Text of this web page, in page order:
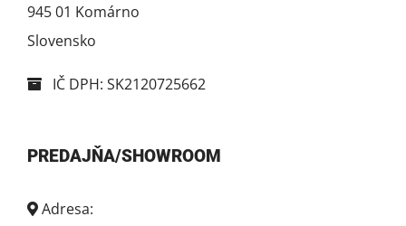
945 01 Komárno
Slovensko
IČ DPH: SK2120725662
PREDAJŇA/SHOWROOM
Adresa: